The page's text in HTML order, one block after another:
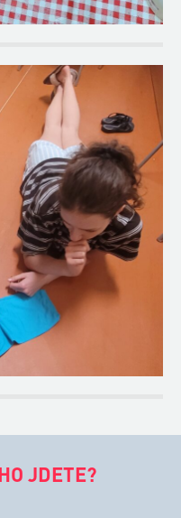
JDETE?